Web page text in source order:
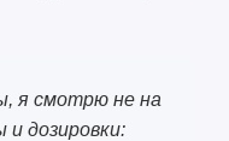
я смотрю не на
дозировки: